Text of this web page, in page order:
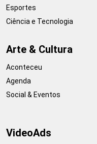
Esportes
Ciência e Tecnologia
Arte & Cultura
Aconteceu
Agenda
Social & Eventos
VideoAds